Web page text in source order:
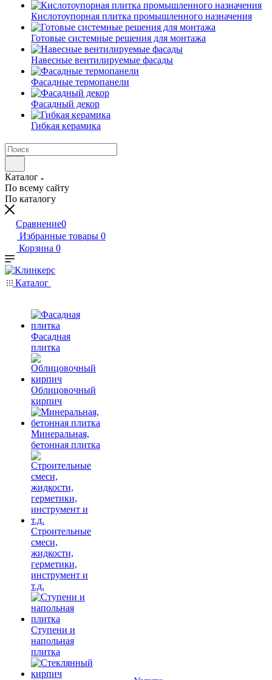
Кислотоупорная плитка промышленного назначения
Готовые системные решения для монтажа
Навесные вентилируемые фасады
Фасадные термопанели
Фасадный декор
Гибкая керамика
Каталог
По всему сайту
По каталогу
Сравнение0
Избранные товары 0
Корзина 0
Каталог
Фасадная
плитка
Облицовочный
кирпич
Минеральная,
бетонная плитка
Строительные
смеси,
жидкости,
герметики,
инструмент и
т.д.
Ступени и
напольная
плитка